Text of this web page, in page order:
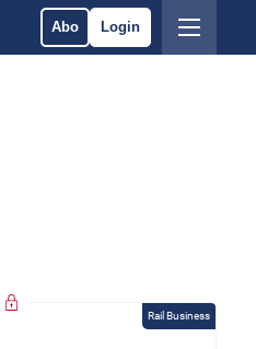
Abo Login
Rail Business